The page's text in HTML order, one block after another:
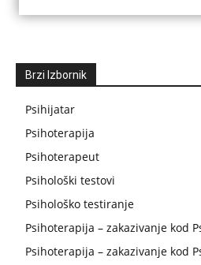
Brzi Izbornik
Psihijatar
Psihoterapija
Psihoterapeut
Psihološki testovi
Psihološko testiranje
Psihoterapija – zakazivanje kod
Psihoterapija – zakazivanje kod